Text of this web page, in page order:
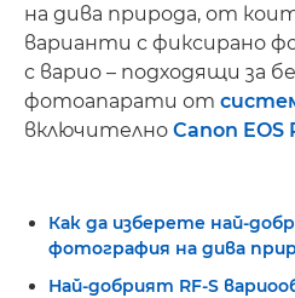
на дива природа, от
варианти с фиксирано
с варио – подходящи за
фотоапарати от
включително Canon EOS
Как да изберете най-
фотография на дива
Най-добрият RF-S